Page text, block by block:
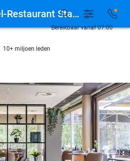
per week beschikbaar
10+ miljoen leden
per week beschikbaar
10+ miljoen leden
Bereikbaar vanaf 07:00
Stadspark